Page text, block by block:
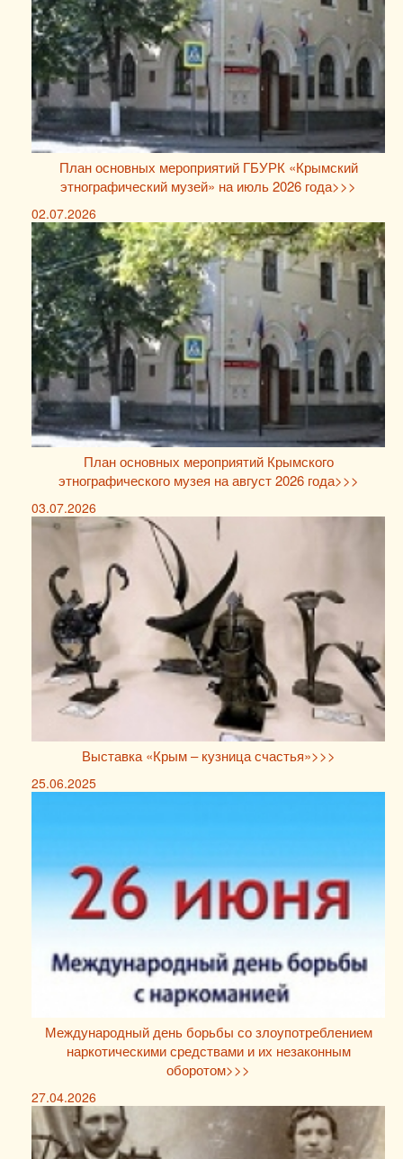
План основных мероприятий ГБУРК «Крымский
этнографический музей» на июль 2026 года>>>
02.07.2026
План основных мероприятий Крымского
этнографического музея на август 2026 года>>>
03.07.2026
Выставка «Крым – кузница счастья»>>>
25.06.2025
Международный день борьбы со злоупотреблением
наркотическими средствами и их незаконным
оборотом>>>
27.04.2026